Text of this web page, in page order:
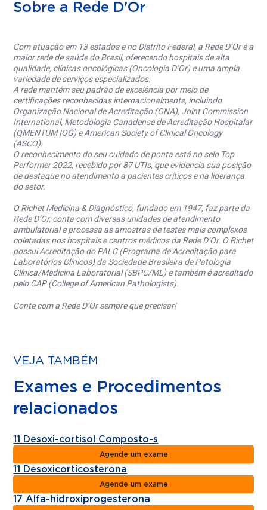
Sobre a Rede D'Or
Com atuação em 13 estados e no Distrito Federal, a Rede D’Or é a
maior rede de saúde do Brasil, oferecendo hospitais de alta
qualidade, clínicas oncológicas (Oncologia D’Or) e uma ampla
variedade de serviços especializados.
A rede mantém seu padrão de excelência por meio de
certificações reconhecidas internacionalmente, incluindo
Organização Nacional de Acreditação (ONA), Joint Commission
International, Metodologia Canadense de Acreditação Hospitalar
(QMENTUM IQG) e American Society of Clinical Oncology
(ASCO).
O reconhecimento do seu cuidado de ponta está no selo Top
Performer 2022, recebido por 87 UTIs, que evidencia sua posição
de destaque no atendimento a pacientes críticos e na liderança
do setor.
O Richet Medicina & Diagnóstico, fundado em 1947, faz parte da
Rede D’Or, conta com diversas unidades de atendimento
ambulatorial e processa as amostras de testes mais complexos
coletadas nos hospitais e centros médicos da Rede D’Or. O Richet
possui Acreditação do PALC (Programa de Acreditação para
Laboratórios Clínicos) da Sociedade Brasileira de Patologia
Clínica/Medicina Laboratorial (SBPC/ML) e também é acreditado
pelo CAP (College of American Pathologists).
Conte com a Rede D’Or sempre que precisar!
VEJA TAMBÉM
Exames e Procedimentos
relacionados
11 Desoxi-cortisol Composto-s
Agende um exame
11 Desoxicorticosterona
Agende um exame
17 Alfa-hidroxiprogesterona